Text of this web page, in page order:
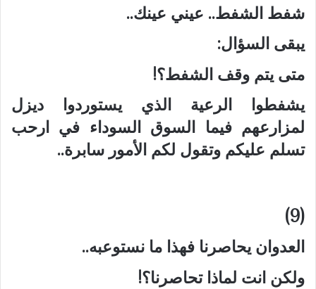
شفط الشفط.. عيني عينك..
يبقى السؤال:
متى يتم وقف الشفط؟!
يشفطوا الرعية الذي يستوردوا ديزل
لمزارعهم فيما السوق السوداء في ارحب
تسلم عليكم وتقول لكم الأمور سابرة..
(9)
العدوان يحاصرنا فهذا ما نستوعبه..
ولكن انت لماذا تحاصرنا؟!